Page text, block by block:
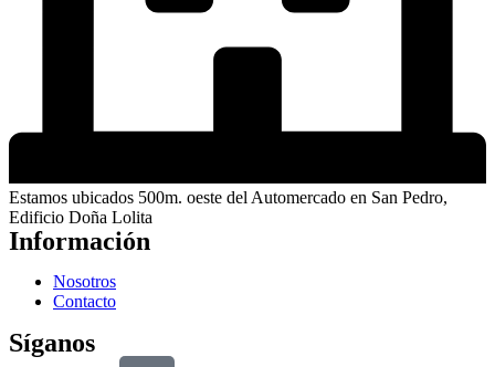
Estamos ubicados 500m. oeste del Automercado en San Pedro,
Edificio Doña Lolita
Información
Nosotros
Contacto
Síganos